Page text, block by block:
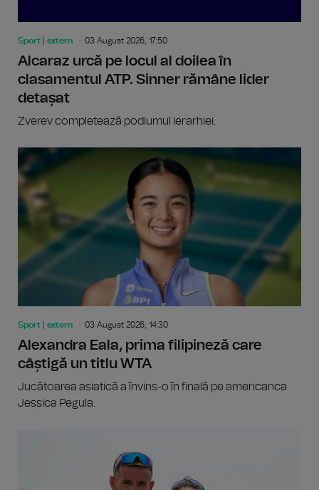
Sport | extern 03 August 2026, 17:50
Alcaraz urcă pe locul al doilea în
clasamentul ATP. Sinner rămâne lider
detașat
Zverev completează podiumul ierarhiei.
Sport | extern 03 August 2026, 14:30
Alexandra Eala, prima filipineză care
câștigă un titlu WTA
Jucătoarea asiatică a învins-o în finală pe americanca
Jessica Pegula.